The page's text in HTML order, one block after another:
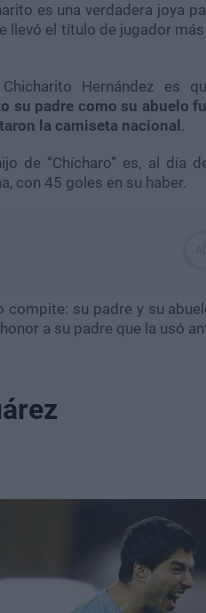
es una verdadera joya
llevó el título de jugador
Hernández es
su padre como su abuelo
la camiseta nacional .
de “Chícharo” es, al día
con 45 goles en su haber.
compite: su padre y su
a su padre que la usó